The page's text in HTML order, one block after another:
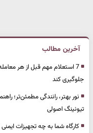
آخرین مطالب
7 استعلام مهم قبل از هر
جلوگیری کند
نور بهتر، رانندگی مطمئن‌تر؛
تیونینگ اصولی
کارگاه شما به چه تجهیزات